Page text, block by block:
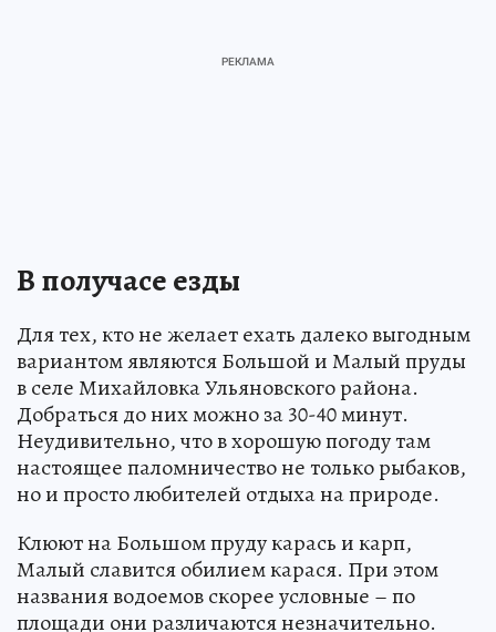
В получасе езды
Для тех, кто не желает ехать далеко выгодным
вариантом являются Большой и Малый пруды
в селе Михайловка Ульяновского района.
Добраться до них можно за 30-40 минут.
Неудивительно, что в хорошую погоду там
настоящее паломничество не только рыбаков,
но и просто любителей отдыха на природе.
Клюют на Большом пруду карась и карп,
Малый славится обилием карася. При этом
названия водоемов скорее условные – по
площади они различаются незначительно.